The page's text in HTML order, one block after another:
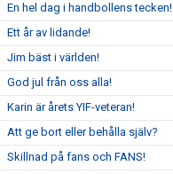
En hel dag i handbollens tecken!
Ett år av lidande!
Jim bäst i världen!
God jul från oss alla!
Karin är årets YIF-veteran!
Att ge bort eller behålla själv?
Skillnad på fans och FANS!